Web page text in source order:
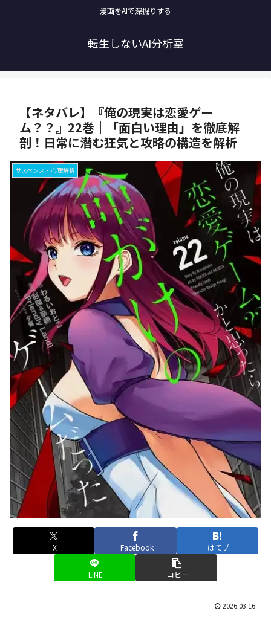
漫画をAIで深掘りする
転生しないAI分析室
【ネタバレ】『俺の現実は恋愛ゲー
ム？？』22巻｜「面白い理由」を徹底解
剖！日常に潜む狂気と攻略の構造を解析
サスペンス・心理解析
X Facebook はてブ
LINE コピー
2026.03.16